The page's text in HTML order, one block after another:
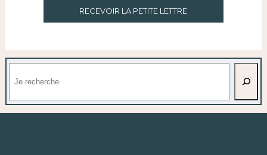
RECEVOIR LA PETITE LETTRE